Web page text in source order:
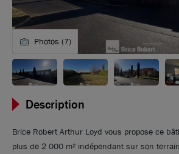
Photos (7)
Description
Brice Robert Arthur Loyd vous propose ce
plus de 2 000 m² indépendant sur son